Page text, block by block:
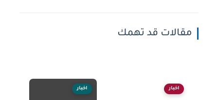
مقالات قد تهمك
اخبار اخبار